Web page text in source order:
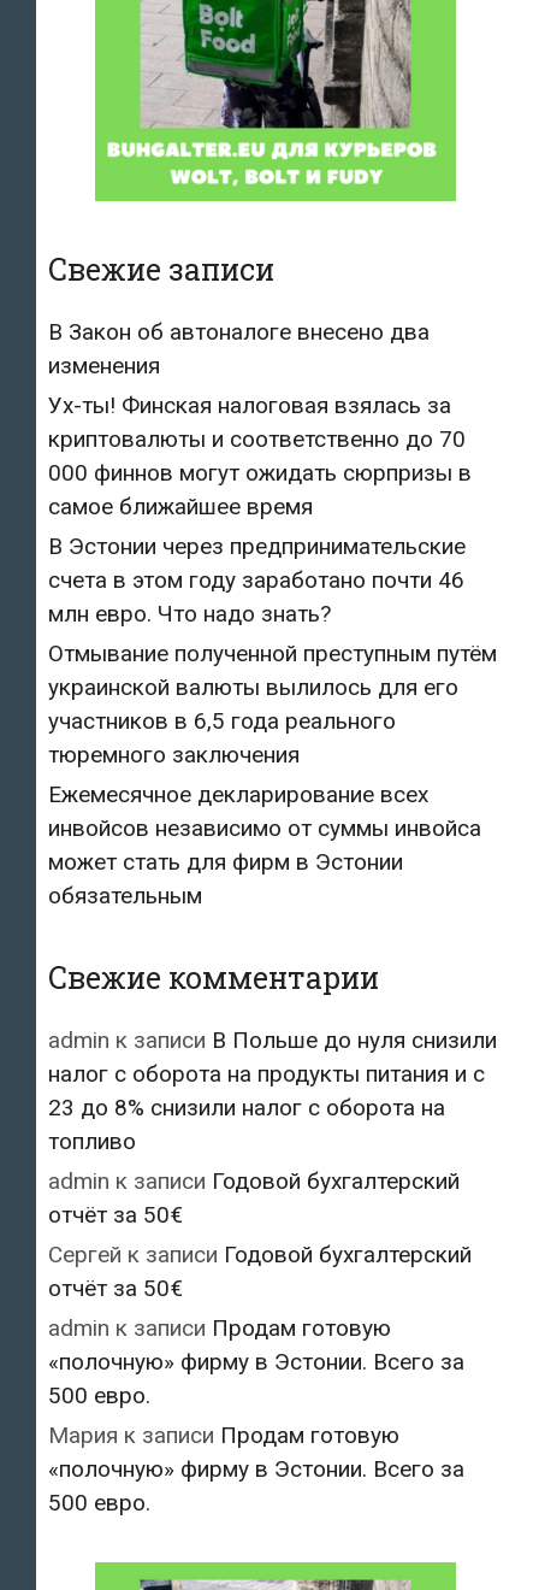
Свежие записи
В Закон об автоналоге внесено два
изменения
Ух-ты! Финская налоговая взялась за
криптовалюты и соответственно до 70
000 финнов могут ожидать сюрпризы в
самое ближайшее время
В Эстонии через предпринимательские
счета в этом году заработано почти 46
млн евро. Что надо знать?
Отмывание полученной преступным путём
украинской валюты вылилось для его
участников в 6,5 года реального
тюремного заключения
Ежемесячное декларирование всех
инвойсов независимо от суммы инвойса
может стать для фирм в Эстонии
обязательным
Свежие комментарии
admin к записи В Польше до нуля снизили
налог с оборота на продукты питания и с
23 до 8% снизили налог с оборота на
топливо
admin к записи Годовой бухгалтерский
отчёт за 50€
Сергей к записи Годовой бухгалтерский
отчёт за 50€
admin к записи Продам готовую
«полочную» фирму в Эстонии. Всего за
500 евро.
Мария к записи Продам готовую
«полочную» фирму в Эстонии. Всего за
500 евро.